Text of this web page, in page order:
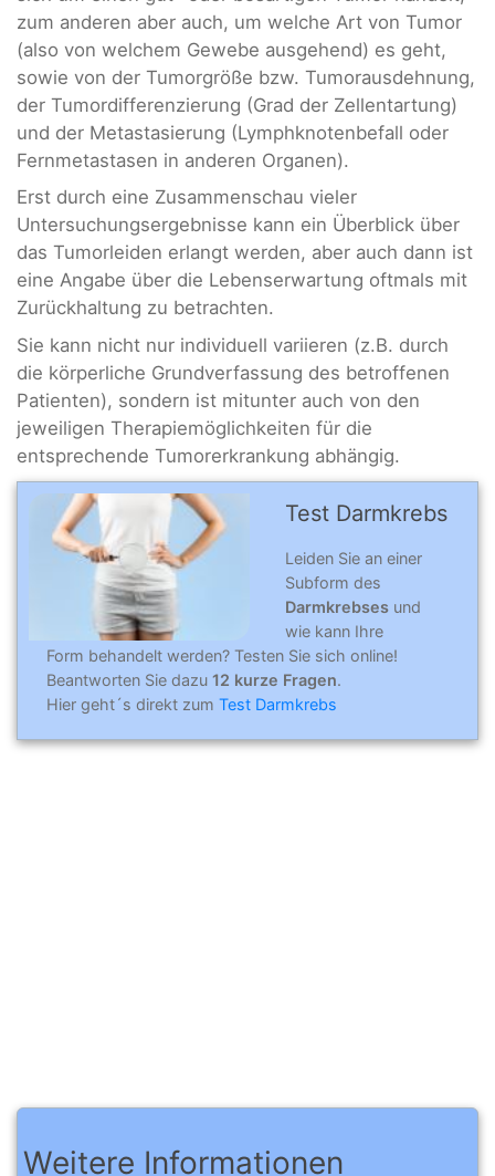
zum anderen aber auch, um welche Art von Tumor
(also von welchem Gewebe ausgehend) es geht,
sowie von der Tumorgröße bzw. Tumorausdehnung,
der Tumordifferenzierung (Grad der Zellentartung)
und der Metastasierung (Lymphknotenbefall oder
Fernmetastasen in anderen Organen).
Erst durch eine Zusammenschau vieler
Untersuchungsergebnisse kann ein Überblick über
das Tumorleiden erlangt werden, aber auch dann ist
eine Angabe über die Lebenserwartung oftmals mit
Zurückhaltung zu betrachten.
Sie kann nicht nur individuell variieren (z.B. durch
die körperliche Grundverfassung des betroffenen
Patienten), sondern ist mitunter auch von den
jeweiligen Therapiemöglichkeiten für die
entsprechende Tumorerkrankung abhängig.
Test Darmkrebs
Leiden Sie an einer
Subform des
Darmkrebses und
wie kann Ihre
Form behandelt werden? Testen Sie sich online!
Beantworten Sie dazu 12 kurze Fragen.
Hier geht´s direkt zum Test Darmkrebs
Weitere Informationen